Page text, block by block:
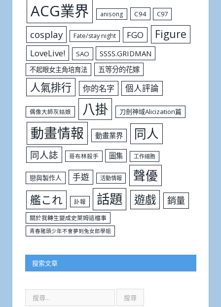
ACG業界 anisong C94 C97
cosplay Fate/stay night FGO Figure
LoveLive! SAO SSSS.GRIDMAN
不起眼女主角培育法 五等分的花嫁
人氣排行 你的名字 個人評論
偶像大師灰姑娘 八掛 刀劍神域Alicization篇
動畫情報 動畫業界 同人
同人誌 哥布林殺手 圖集 工作細胞
戀與製作人 手遊 活動情報 聲優
艦これ 訃報 話題 遊戲 銷量
關於我轉生變成史萊姆這檔事
青春豬頭少年不會夢到兔女郎學姐
搜索文章